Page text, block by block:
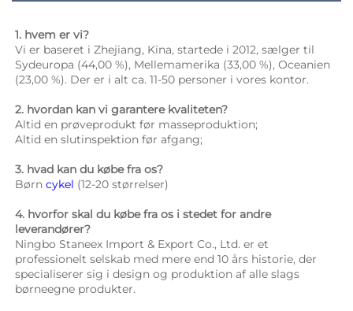
1. hvem er vi?
Vi er baseret i Zhejiang, Kina, startede i 2012, sælger til
Sydeuropa (44,00 %), Mellemamerika (33,00 %), Oceanien
(23,00 %). Der er i alt ca. 11-50 personer i vores kontor.
2. hvordan kan vi garantere kvaliteten?
Altid en prøveprodukt før masseproduktion;
Altid en slutinspektion før afgang;
3. hvad kan du købe fra os?
Børn cykel (12-20 størrelser)
4. hvorfor skal du købe fra os i stedet for andre
leverandører?
Ningbo Staneex Import & Export Co., Ltd. er et
professionelt selskab med mere end 10 års historie, der
specialiserer sig i design og produktion af alle slags
børneegne produkter.